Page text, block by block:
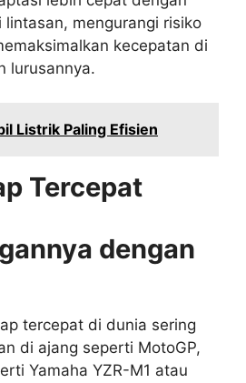
lintasan, mengurangi risiko
kecepatan di
lurusannya.
Listrik Paling Efisien
Tercepat
dengan
tercepat di dunia sering
di ajang seperti MotoGP,
Yamaha YZR-M1 atau